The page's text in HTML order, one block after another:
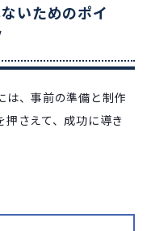
いためのポイ
は、事前の準備と制作
さえて、成功に導き